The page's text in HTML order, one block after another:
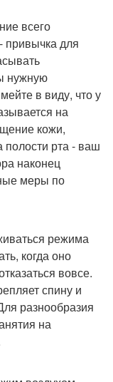
всего
привычка для
нужную
в виду, что у
на
кожи,
полости рта - ваш
наконец
меры по
режима
когда оно
вовсе.
спину и
разнообразия
на